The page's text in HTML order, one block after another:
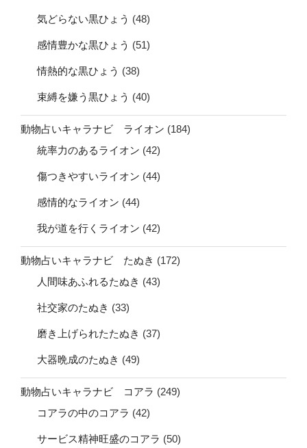
気どらない黒ひょう (48)
感情豊かな黒ひょう (51)
情熱的な黒ひょう (38)
束縛を嫌う黒ひょう (40)
動物占いキャラナビ ライオン (184)
統率力のあるライオン (42)
傷つきやすいライオン (44)
感情的なライオン (44)
我が道を行くライオン (42)
動物占いキャラナビ たぬき (172)
人間味あふれるたぬき (43)
社交家のたぬき (33)
磨き上げられたたぬき (37)
大器晩成のたぬき (49)
動物占いキャラナビ コアラ (249)
コアラの中のコアラ (42)
サービス精神旺盛のコアラ (50)